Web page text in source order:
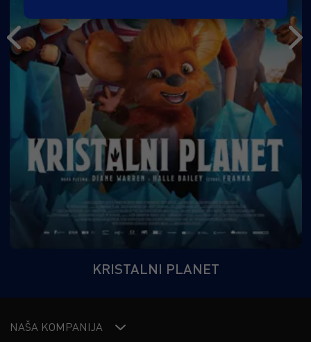
KRISTALNI PLANET
NAŠA KOMPANIJA